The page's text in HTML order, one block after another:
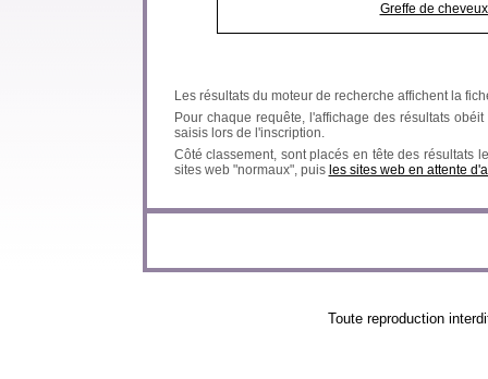
Greffe de
Les résultats du moteur de recherche affichent la
Pour chaque requête, l'affichage des résultats
saisis lors de l'inscription.
Côté classement, sont placés en tête des résultats
sites web "normaux", puis les sites web en attente
Toute reproduction